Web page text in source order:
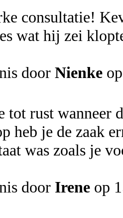
consultatie!
wat hij zei
door Nienke
tot rust wanneer
heb je de zaak
was zoals je
door Irene op